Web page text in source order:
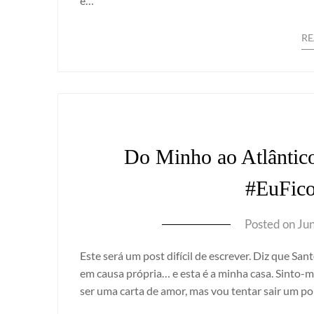
Do Minho ao
Posted on
Este será um post difícil de escrever. Diz que
em causa própria… e esta é a minha casa.
ser uma carta de amor, mas vou tentar sair um